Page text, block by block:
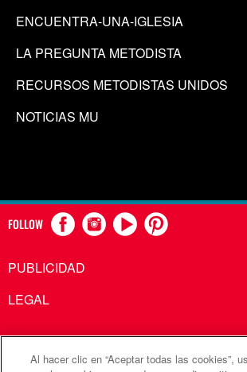
ENCUENTRA-UNA-IGLESIA
LA PREGUNTA METODISTA
RECURSOS METODISTAS UNIDOS
NOTICIAS MU
FOLLOW
PUBLICIDAD
LEGAL
Al hacer clic en “Aceptar todas las cookies”,